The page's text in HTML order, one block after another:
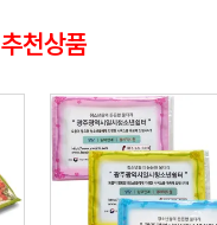
추천상품